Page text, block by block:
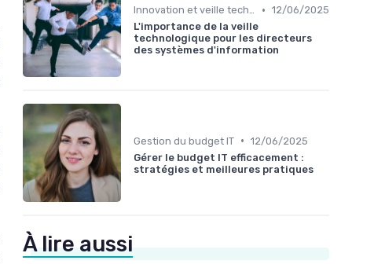
Innovation et veille technologique • 12/06/2025
L'importance de la veille
technologique pour les directeurs
des systèmes d'information
Gestion du budget IT • 12/06/2025
Gérer le budget IT efficacement :
stratégies et meilleures pratiques
À lire aussi